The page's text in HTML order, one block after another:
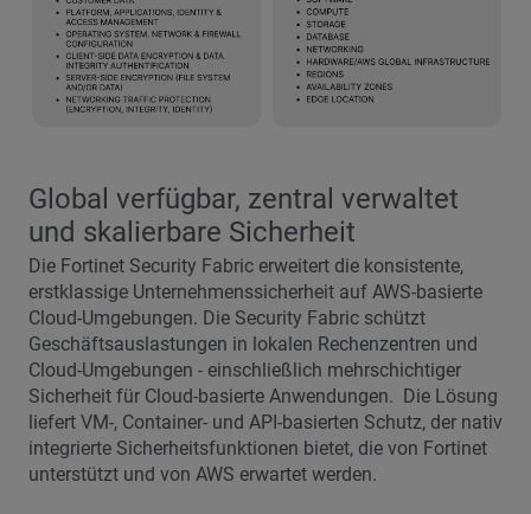
Global verfügbar, zentral verwaltet
und skalierbare Sicherheit
Die Fortinet Security Fabric erweitert die konsistente,
erstklassige Unternehmenssicherheit auf AWS-basierte
Cloud-Umgebungen. Die Security Fabric schützt
Geschäftsauslastungen in lokalen Rechenzentren und
Cloud-Umgebungen - einschließlich mehrschichtiger
Sicherheit für Cloud-basierte Anwendungen. Die Lösung
liefert VM-, Container- und API-basierten Schutz, der nativ
integrierte Sicherheitsfunktionen bietet, die von Fortinet
unterstützt und von AWS erwartet werden.